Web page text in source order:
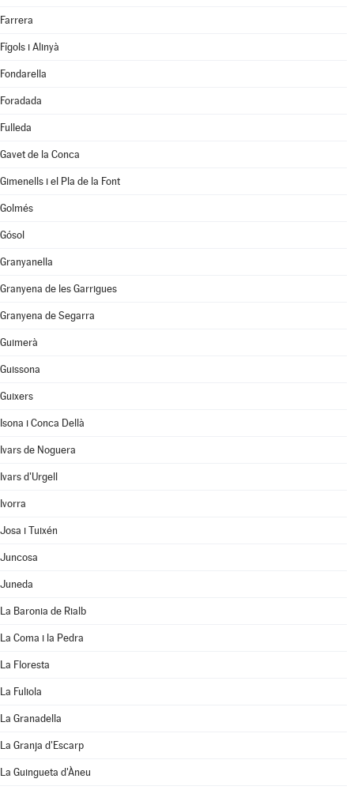
Farrera
Fígols i Alinyà
Fondarella
Foradada
Fulleda
Gavet de la Conca
Gimenells i el Pla de la Font
Golmés
Gósol
Granyanella
Granyena de les Garrigues
Granyena de Segarra
Guimerà
Guissona
Guixers
Isona i Conca Dellà
Ivars de Noguera
Ivars d'Urgell
Ivorra
Josa i Tuixén
Juncosa
Juneda
La Baronia de Rialb
La Coma i la Pedra
La Floresta
La Fuliola
La Granadella
La Granja d'Escarp
La Guingueta d'Àneu